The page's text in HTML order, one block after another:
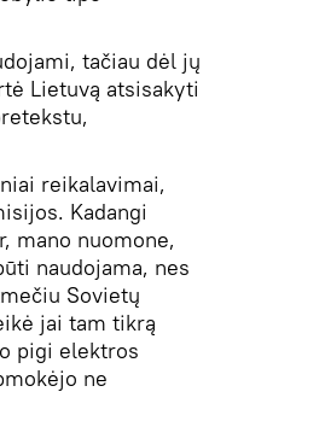
tačiau dėl jų
Lietuvą atsisakyti
reikalavimai,
Kadangi
mano nuomone,
naudojama, nes
Sovietų
jai tam tikrą
pigi elektros
ne